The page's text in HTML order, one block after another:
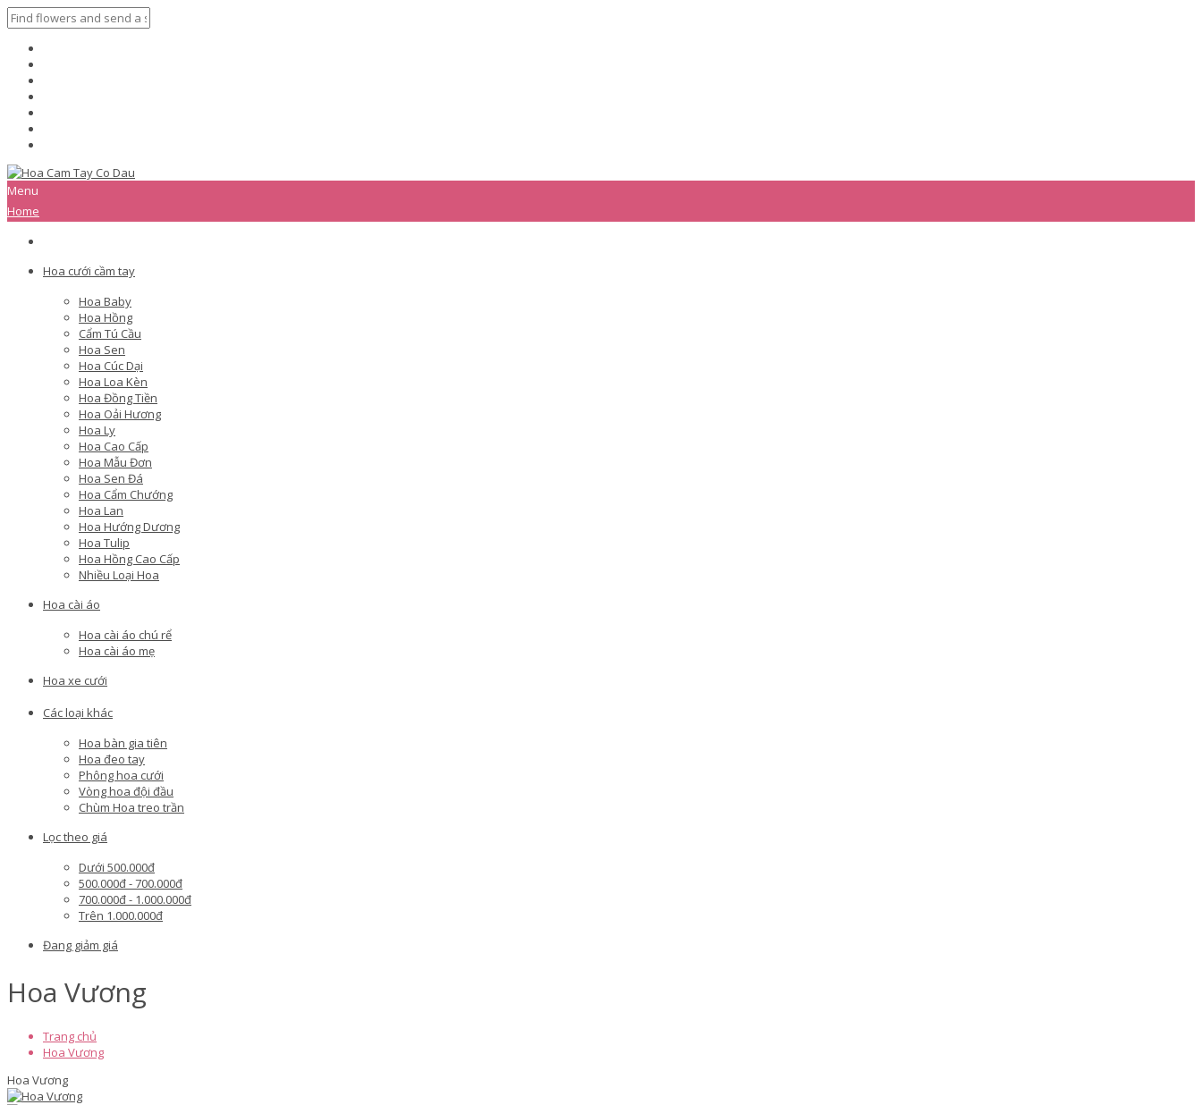
Menu
Home
Hoa cưới cầm tay
Hoa Baby
Hoa Hồng
Cẩm Tú Cầu
Hoa Sen
Hoa Cúc Dại
Hoa Loa Kèn
Hoa Đồng Tiền
Hoa Oải Hương
Hoa Ly
Hoa Cao Cấp
Hoa Mẫu Đơn
Hoa Sen Đá
Hoa Cẩm Chướng
Hoa Lan
Hoa Hướng Dương
Hoa Tulip
Hoa Hồng Cao Cấp
Nhiều Loại Hoa
Hoa cài áo
Hoa cài áo chú rể
Hoa cài áo mẹ
Hoa xe cưới
Các loại khác
Hoa bàn gia tiên
Hoa đeo tay
Phông hoa cưới
Vòng hoa đội đầu
Chùm Hoa treo trần
Lọc theo giá
Dưới 500.000đ
500.000đ - 700.000đ
700.000đ - 1.000.000đ
Trên 1.000.000đ
Đang giảm giá
Hoa Vương
Trang chủ
Hoa Vương
Hoa Vương